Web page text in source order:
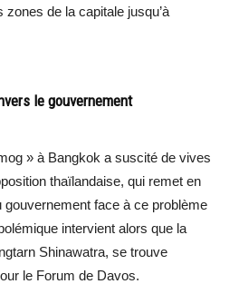
de la capitale jusqu’à
le gouvernement
» à Bangkok a suscité de vives
thaïlandaise, qui remet en
gouvernement face à ce problème
intervient alors que la
Shinawatra, se trouve
le Forum de Davos.